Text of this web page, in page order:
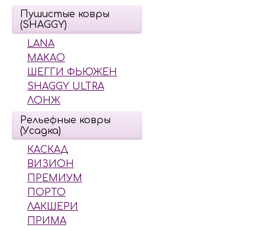
Пушистые ковры
(SHAGGY)
LANA
MAKAO
ШЕГГИ ФЬЮЖЕН
SHAGGY ULTRA
ЛОНЖ
Рельефные ковры
(Усадка)
КАСКАД
ВИЗИОН
ПРЕМИУМ
ПОРТО
ЛАКШЕРИ
ПРИМА